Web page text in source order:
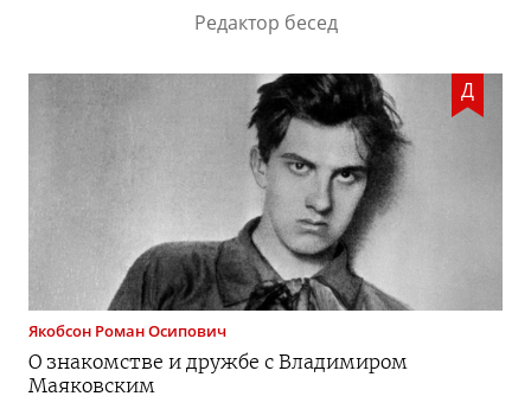
Редактор бесед
Д
Якобсон Роман Осипович
О знакомстве и дружбе с Владимиром
Маяковским